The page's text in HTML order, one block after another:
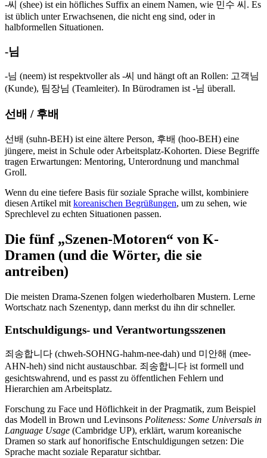
-씨 (shee) ist ein höfliches Suffix an einem Namen, wie 민수 씨. Es
ist üblich unter Erwachsenen, die nicht eng sind, oder in
halbformellen Situationen.
-님
-님 (neem) ist respektvoller als -씨 und hängt oft an Rollen: 고객님
(Kunde), 팀장님 (Teamleiter). In Bürodramen ist -님 überall.
선배 / 후배
선배 (suhn-BEH) ist eine ältere Person, 후배 (hoo-BEH) eine
jüngere, meist in Schule oder Arbeitsplatz-Kohorten. Diese Begriffe
tragen Erwartungen: Mentoring, Unterordnung und manchmal
Groll.
Wenn du eine tiefere Basis für soziale Sprache willst, kombiniere
diesen Artikel mit koreanischen Begrüßungen, um zu sehen, wie
Sprechlevel zu echten Situationen passen.
Die fünf „Szenen-Motoren“ von K-
Dramen (und die Wörter, die sie
antreiben)
Die meisten Drama-Szenen folgen wiederholbaren Mustern. Lerne
Wortschatz nach Szenentyp, dann merkst du ihn dir schneller.
Entschuldigungs- und Verantwortungsszenen
죄송합니다 (chweh-SOHNG-hahm-nee-dah) und 미안해 (mee-
AHN-heh) sind nicht austauschbar. 죄송합니다 ist formell und
gesichtswahrend, und es passt zu öffentlichen Fehlern und
Hierarchien am Arbeitsplatz.
Forschung zu Face und Höflichkeit in der Pragmatik, zum Beispiel
das Modell in Brown und Levinsons Politeness: Some Universals in
Language Usage (Cambridge UP), erklärt, warum koreanische
Dramen so stark auf honorifische Entschuldigungen setzen: Die
Sprache macht soziale Reparatur sichtbar.